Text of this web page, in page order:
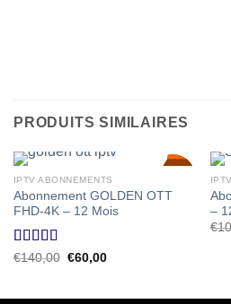
PRODUITS SIMILAIRES
SALE!
57
SALE!
57
IPTV ABONNEMENTS
Abonnement GOLDEN OTT
FHD-4K – 12 Mois
Note5.00
€140,00 Le
€60,00Le
–
€